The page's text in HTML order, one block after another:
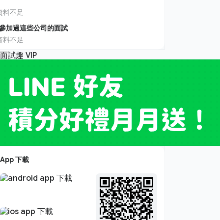
料不足
加過這些公司的面試
料不足
App 下載